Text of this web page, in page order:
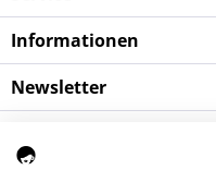
Informationen
Newsletter
*